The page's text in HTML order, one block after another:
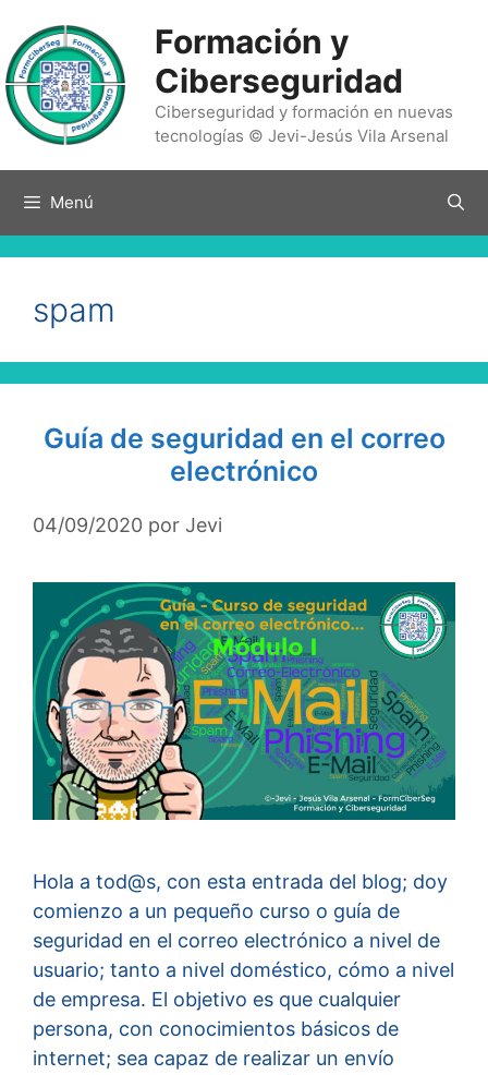
contenido
Formación y
Ciberseguridad
Ciberseguridad y formación en nuevas
tecnologías © Jevi-Jesús Vila Arsenal
Menú
spam
Guía de seguridad en el correo
electrónico
04/09/2020 por Jevi
Hola a tod@s, con esta entrada del blog; doy
comienzo a un pequeño curso o guía de
seguridad en el correo electrónico a nivel de
usuario; tanto a nivel doméstico, cómo a nivel
de empresa. El objetivo es que cualquier
persona, con conocimientos básicos de
internet; sea capaz de realizar un envío